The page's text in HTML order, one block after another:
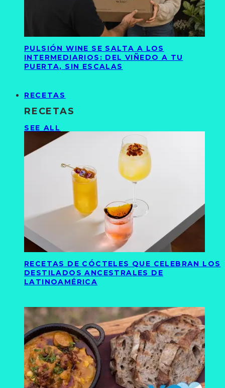
PULSIÓN WINE SE SALTA A LOS
INTERMEDIARIOS: DEL VIÑEDO A TU
PUERTA, SIN ESCALAS
RECETAS
RECETAS
SEE ALL
RECETAS DE CÓCTELES QUE CELEBRAN LOS
DESTILADOS ANCESTRALES DE
LATINOAMÉRICA